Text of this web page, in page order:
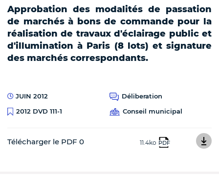
Approbation des modalités de passation
de marchés à bons de commande pour la
réalisation de travaux d'éclairage public et
d'illumination à Paris (8 lots) et signature
des marchés correspondants.
JUIN 2012
Déliberation
2012 DVD 111-1
Conseil municipal
Télécharger le PDF 0 11.4ko PDF